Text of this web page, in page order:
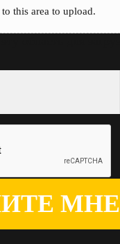
this area to upload.
МНЕ